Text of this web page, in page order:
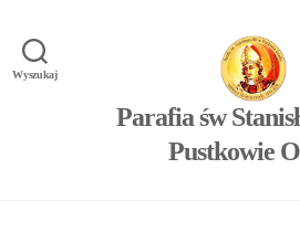
Wyszukaj
Parafia św
Pustkowie